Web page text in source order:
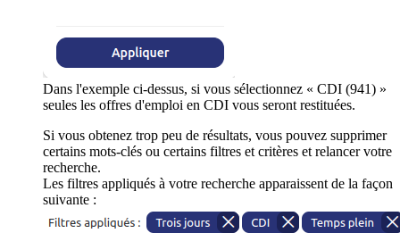
Dans l'exemple ci-dessus, si vous sélectionnez « CDI (941) »
seules les offres d'emploi en CDI vous seront restituées.
Si vous obtenez trop peu de résultats, vous pouvez supprimer
certains mots-clés ou certains filtres et critères et relancer votre
recherche.
Les filtres appliqués à votre recherche apparaissent de la façon
suivante :